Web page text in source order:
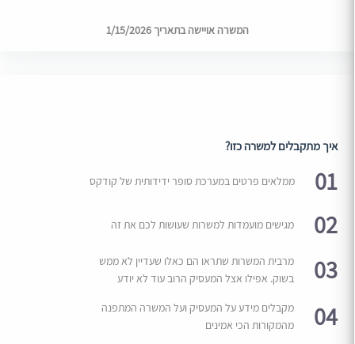
המשרה אויישה בתאריך 1/15/2026
איך מתקבלים למשרה כזו?
01 ממלאים פרטים במערכת סופר ידידותית של קודקס
02 מגישים מועמדות למשרות שעושות לכם את זה
03
מרבית המשרות שתראו הם כאלו שעדיין לא ממש
בשוק. אפילו אצל המעסיק הרוב עוד לא יודע
04
מקבלים מידע על המעסיק ועל המשרה המתפנה
מהמקורות הכי אמינים